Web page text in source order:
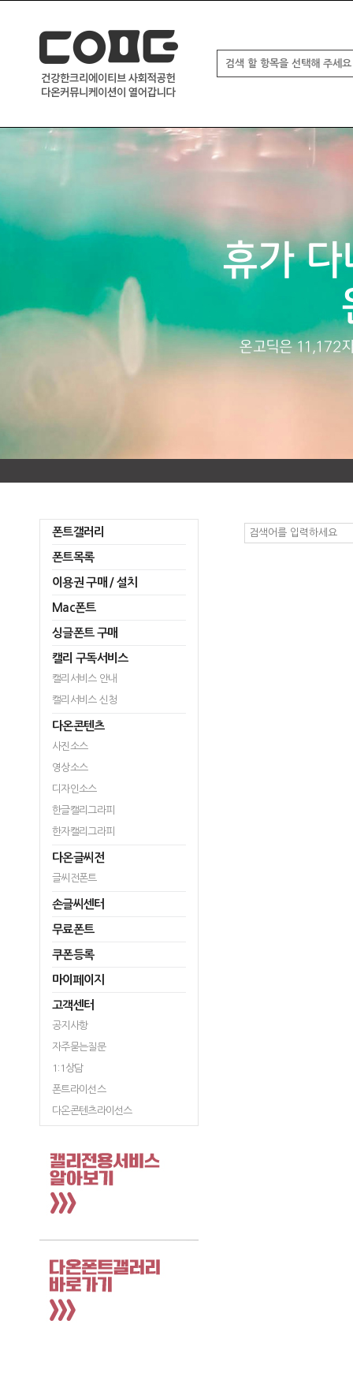
폰트갤러리
폰트목록
이용권 구매 / 설치
Mac폰트
싱글폰트 구매
캘리 구독서비스
캘리서비스 안내
캘리서비스 신청
다온콘텐츠
사진소스
영상소스
디자인소스
한글캘리그라피
한자캘리그라피
다온글씨전
글씨전폰트
손글씨센터
무료폰트
쿠폰등록
마이페이지
고객센터
공지사항
자주묻는질문
1:1상담
폰트라이선스
다온콘텐츠라이선스